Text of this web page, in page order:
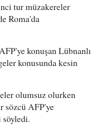
tur müzakereler
Roma'da
konuşan Lübnanlı
konusunda kesin
olumsuz olurken
sözcü AFP'ye